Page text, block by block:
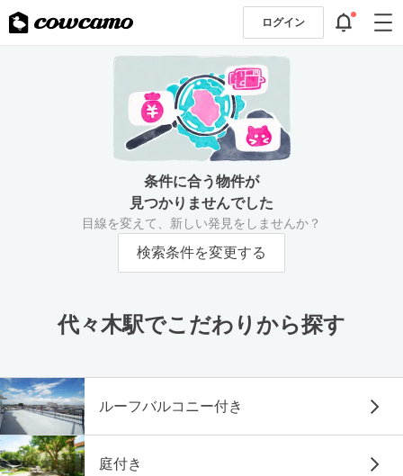
ログイン
条件に合う物件が
見つかりませんでした
目線を変えて、新しい発見をしませんか？
検索条件を変更する
代々木駅でこだわりから探す
ルーフバルコニー付き
庭付き